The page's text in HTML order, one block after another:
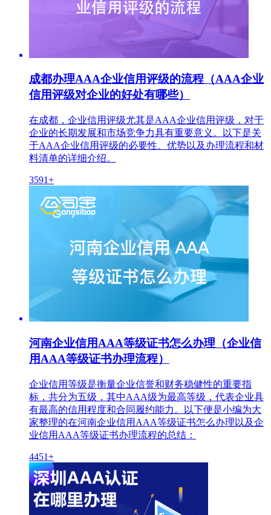
成都办理AAA企业信用评级的流程（AAA企业
信用评级对企业的好处有哪些）
在成都，企业信用评级尤其是AAA企业信用评级，对于
企业的长期发展和市场竞争力具有重要意义。以下是关
于AAA企业信用评级的必要性、优势以及办理流程和材
料清单的详细介绍。
3591+
河南企业信用AAA等级证书怎么办理（企业信
用AAA等级证书办理流程）
企业信用等级是衡量企业信誉和财务稳健性的重要指
标，共分为五级，其中AAA级为最高等级，代表企业具
有最高的信用程度和合同履约能力。以下便是小编为大
家整理的在河南企业信用AAA等级证书怎么办理以及企
业信用AAA等级证书办理流程的总结：
4451+